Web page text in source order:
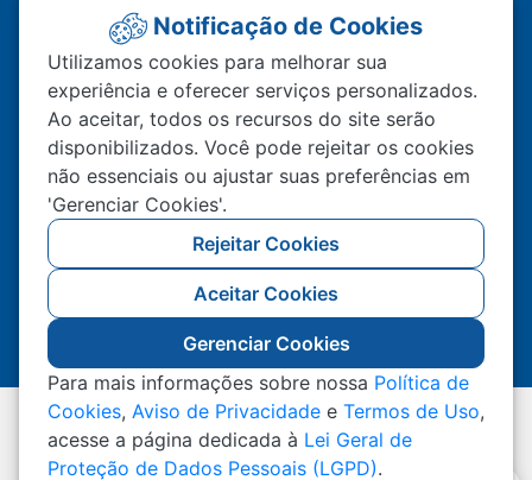
PREFEITURA MUNICIPAL DE
MATUPÁ
Av. Hermínio Ometto Nº 101 Bairro ZE - 022
CEP – 78.525-000 Matupá-MT
(66) 99222-2560
Atendimento De Segunda A Sexta 07h00 As
11h00 Ao Público, Interno 13h00 As 17h00
Todos os Direitos Reservados a Prefeitura Municipal
de Matupá
Notificação de Cookies
Utilizamos cookies para melhorar sua
experiência e oferecer serviços personalizados.
Ao aceitar, todos os recursos do site serão
disponibilizados. Você pode rejeitar os cookies
não essenciais ou ajustar suas preferências em
'Gerenciar Cookies'.
Rejeitar Cookies
Aceitar Cookies
Gerenciar Cookies
Para mais informações sobre nossa Política de
Cookies, Aviso de Privacidade e Termos de Uso,
acesse a página dedicada à Lei Geral de
Proteção de Dados Pessoais (LGPD).